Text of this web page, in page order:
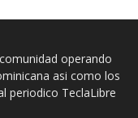
operando
asi como los
periodico TeclaLibre